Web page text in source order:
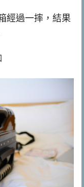
經過一摔，結果